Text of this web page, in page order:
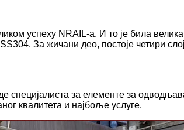
успеху NRAIL-а. И то је била велика
За жичани део, постоје четири
специјалиста за елементе за
квалитета и најбоље услуге.